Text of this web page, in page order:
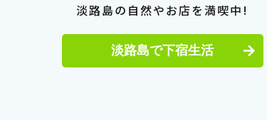
淡路島の自然やお店を満喫中!
淡路島で下宿生活